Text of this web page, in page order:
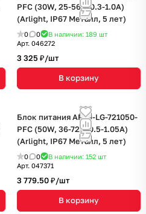
PFC (30W, 25-56V, 0.3-1.0A)
(Arlight, IP67 Металл, 5 лет)
0 0 В наличии: 189 шт
Арт. 046272
3 325 ₽/шт
В корзину
Блок питания ARPJ-LG-721050-
PFC (50W, 36-72V, 0.5-1.05A)
(Arlight, IP67 Металл, 5 лет)
0 0 В наличии: 152 шт
Арт. 047371
3 779.50 ₽/шт
В корзину